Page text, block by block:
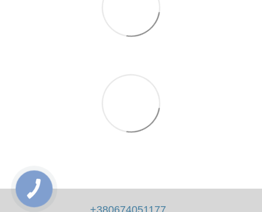
+380674051177